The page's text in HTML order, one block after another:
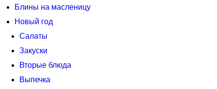
Блины на масленицу
Новый год
Салаты
Закуски
Вторые блюда
Выпечка